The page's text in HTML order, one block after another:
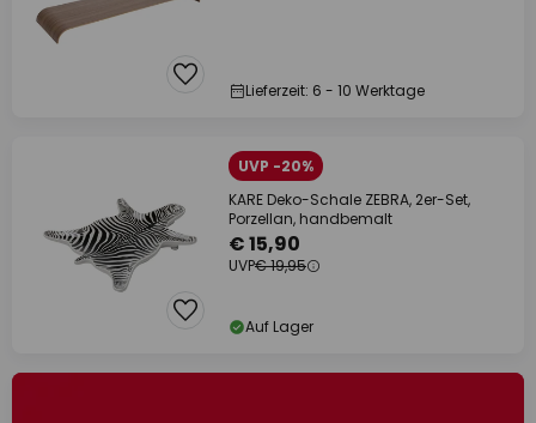
Lieferzeit: 6 - 10 Werktage
UVP -20%
KARE Deko-Schale ZEBRA, 2er-Set,
Porzellan, handbemalt
€ 15,90
UVP€ 19,95
Auf Lager